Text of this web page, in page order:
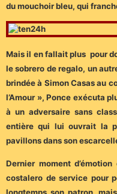
du mouchoir bleu, qui
Mais il en fallait plus pour
le sobrero de regalo, un
brindée à Simon Casas au
l’Amour », Ponce exécuta
à un adversaire sans
entière qui lui ouvrait la
pavillons dans son
Dernier moment
costalero de service pour